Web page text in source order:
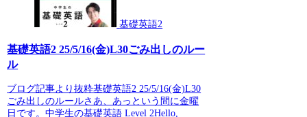
基礎英語2
基礎英語2 25/5/16(金)L30ごみ出しのルー
ル
ブログ記事より抜粋基礎英語2 25/5/16(金)L30
ごみ出しのルールさあ、あっという間に金曜
日です。中学生の基礎英語 Level 2Hello,